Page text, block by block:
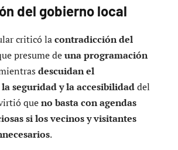
del gobierno local
criticó lacontradicción del
presume deuna programación
descuidan el
seguridad y la accesibilidaddel
queno basta con agendas
si los vecinos y visitantes
.